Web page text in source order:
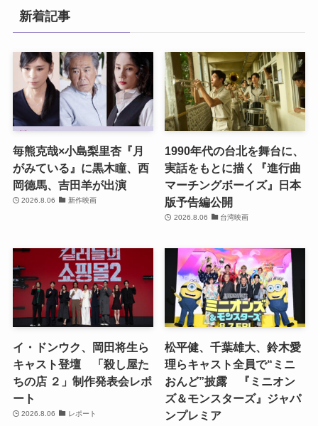
新着記事
毎熊克哉×小島梨里杏『月
がみている』に黒木瞳、西
岡德馬、吉田羊が出演
2026.8.06 新作映画
1990年代の台北を舞台に、
実話をもとに描く『進行曲
マーチングボーイズ』日本
版予告編公開
2026.8.06 台湾映画
イ・ドンウク、岡田将生ら
キャスト登壇 「殺し屋た
ちの店 ２」制作発表会レポ
ート
2026.8.06 レポート
松平健、千葉雄大、鈴木愛
理らキャスト全員で“ミニ
おんど”披露 『ミニオン
ズ＆モンスターズ』ジャパ
ンプレミア